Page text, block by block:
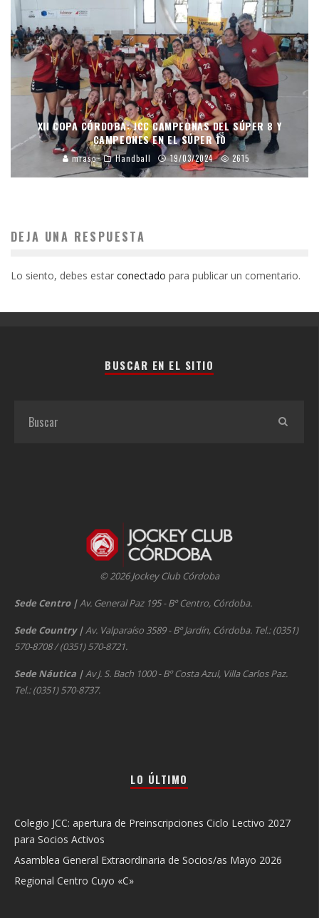
XII COPA CÓRDOBA: JCC CAMPEONAS DEL SÚPER 8 Y
CAMPEONES EN EL SÚPER 10
mraso Handball 19/03/2024 2615
DEJA UNA RESPUESTA
Lo siento, debes estar conectado para publicar un comentario.
BUSCAR EN EL SITIO
© 2026 Jockey Club Córdoba
Sede Centro |Av. General Paz 195 - Bº Centro, Córdoba.
Sede Country |Av. Valparaíso 3589 - Bº Jardín, Córdoba. Tel.: (0351)
570-8708 / (0351) 570-8721.
Sede Náutica |Av J. S. Bach 1000 - Bº Costa Azul, Villa Carlos Paz.
Tel.: (0351) 570-8737.
LO ÚLTIMO
Colegio JCC: apertura de Preinscripciones Ciclo Lectivo 2027
para Socios Activos
Asamblea General Extraordinaria de Socios/as Mayo 2026
Regional Centro Cuyo «C»